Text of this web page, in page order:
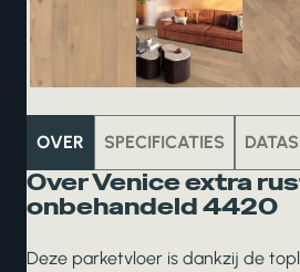
OVER SPECIFICATIES
Over Venice extra
onbehandeld 4420
Deze parketvloer is dankzij de